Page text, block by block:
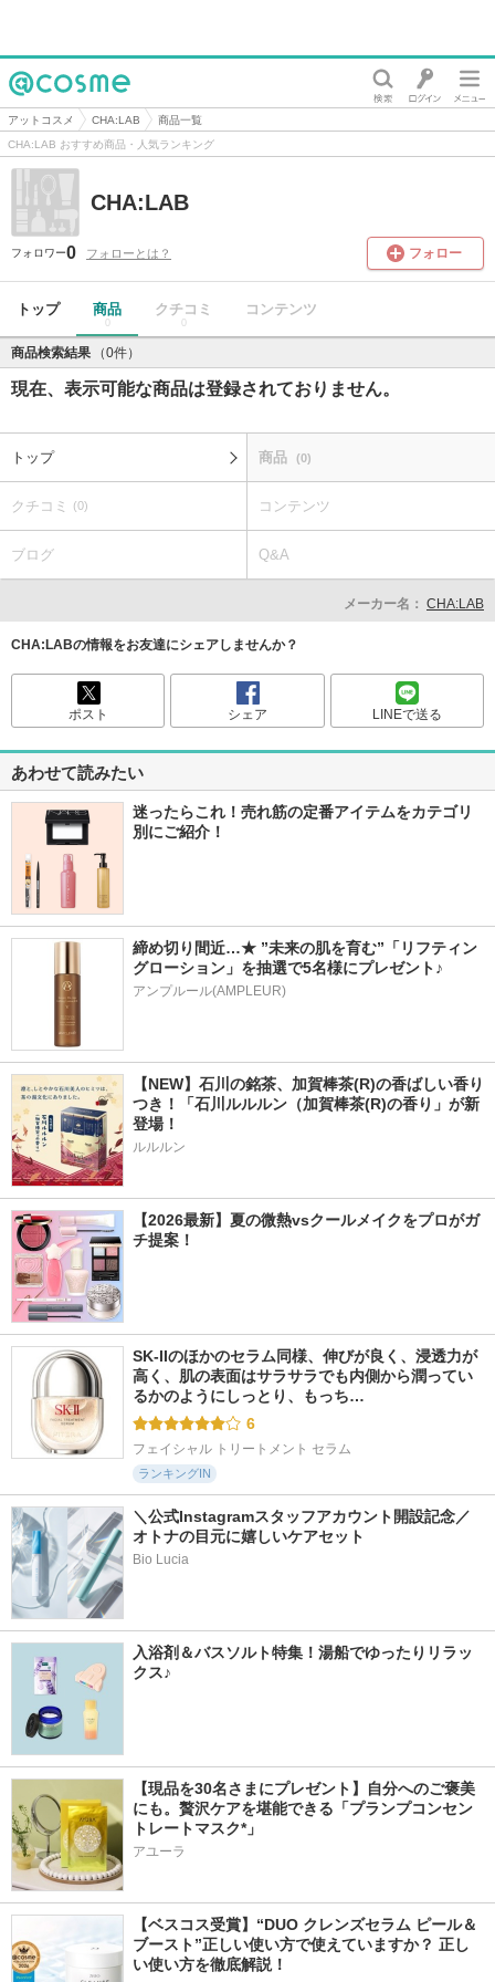
@cosme
アットコスメ CHA:LAB
商品一覧
CHA:LAB おすすめ商品・人気ランキング
CHA:LAB
フォロワー0 フォローとは？ フォロー
トップ 商品
0
クチコミ
0
コンテンツ
商品検索結果 （0件）
現在、表示可能な商品は登録されておりません。
トップ 商品 (0)
クチコミ (0) コンテンツ
ブログ Q&A
メーカー名： CHA:LAB
CHA:LABの情報をお友達にシェアしませんか？
ポスト シェア LINEで送る
あわせて読みたい
迷ったらこれ！売れ筋の定番アイテムをカテゴリ
別にご紹介！
締め切り間近…★ ”未来の肌を育む”「リフティン
グローション」を抽選で5名様にプレゼント♪
アンプルール(AMPLEUR)
【NEW】石川の銘茶、加賀棒茶(R)の香ばしい香り
つき！「石川ルルルン（加賀棒茶(R)の香り」が新
登場！
ルルルン
【2026最新】夏の微熱vsクールメイクをプロがガ
チ提案！
SK-IIのほかのセラム同様、伸びが良く、浸透力が
高く、肌の表面はサラサラでも内側から潤ってい
るかのようにしっとり、もっち…
6
フェイシャル トリートメント セラム
ランキングIN
＼公式Instagramスタッフアカウント開設記念／
オトナの目元に嬉しいケアセット
Bio Lucia
入浴剤＆バスソルト特集！湯船でゆったりリラッ
クス♪
【現品を30名さまにプレゼント】自分へのご褒美
にも。贅沢ケアを堪能できる「プランプコンセン
トレートマスク*」
アユーラ
【ベスコス受賞】“DUO クレンズセラム ピール＆
ブースト”正しい使い方で使えていますか？ 正し
い使い方を徹底解説！